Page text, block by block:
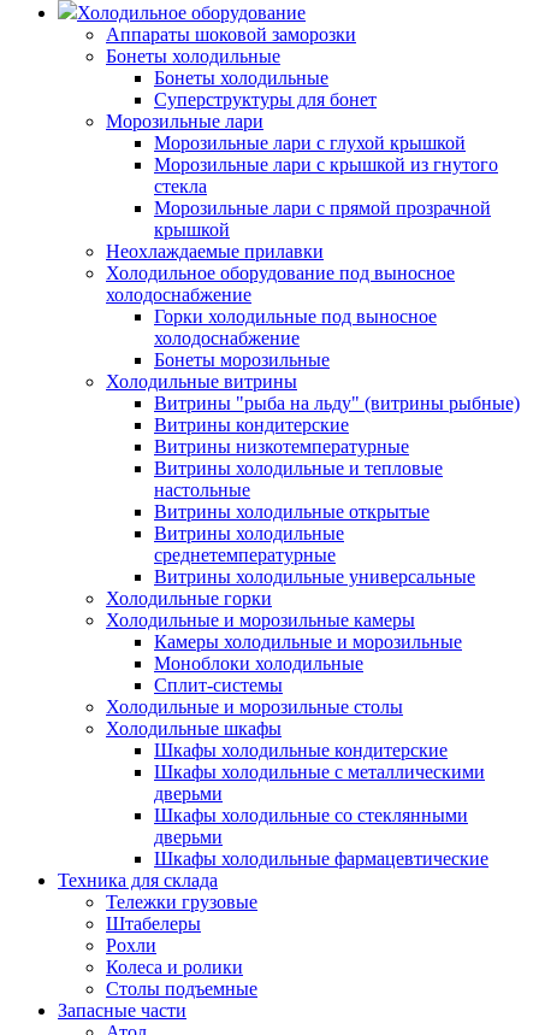
Холодильное оборудование
Аппараты шоковой заморозки
Бонеты холодильные
Бонеты холодильные
Суперструктуры для бонет
Морозильные лари
Морозильные лари с глухой крышкой
Морозильные лари с крышкой из гнутого
стекла
Морозильные лари с прямой прозрачной
крышкой
Неохлаждаемые прилавки
Холодильное оборудование под выносное
холодоснабжение
Горки холодильные под выносное
холодоснабжение
Бонеты морозильные
Холодильные витрины
Витрины "рыба на льду" (витрины рыбные)
Витрины кондитерские
Витрины низкотемпературные
Витрины холодильные и тепловые
настольные
Витрины холодильные открытые
Витрины холодильные
среднетемпературные
Витрины холодильные универсальные
Холодильные горки
Холодильные и морозильные камеры
Камеры холодильные и морозильные
Моноблоки холодильные
Сплит-системы
Холодильные и морозильные столы
Холодильные шкафы
Шкафы холодильные кондитерские
Шкафы холодильные с металлическими
дверьми
Шкафы холодильные со стеклянными
дверьми
Шкафы холодильные фармацевтические
Техника для склада
Тележки грузовые
Штабелеры
Рохли
Колеса и ролики
Столы подъемные
Запасные части